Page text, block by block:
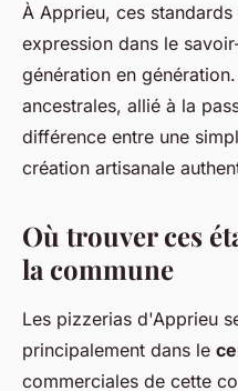
À Apprieu, ces
expression dans le
génération en
ancestrales, allié à la
différence entre une
création artisanale
Où trouver ces
la commune
Les pizzerias d'Apprieu
principalement dans le
commerciales de cette